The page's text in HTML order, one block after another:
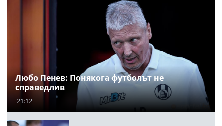
Любо Пенев: Понякога футболът не
справедлив
21:12